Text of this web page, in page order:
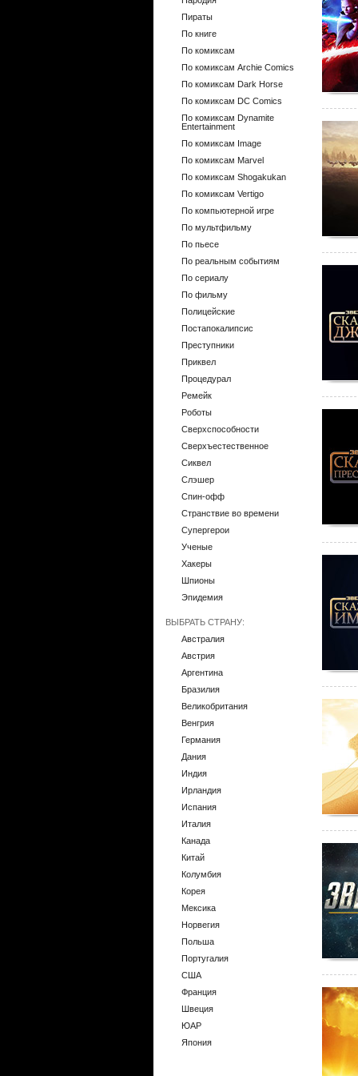
Пираты
По книге
По комиксам
По комиксам Archie Comics
По комиксам Dark Horse
По комиксам DC Comics
По комиксам Dynamite
Entertainment
По комиксам Image
По комиксам Marvel
По комиксам Shogakukan
По комиксам Vertigo
По компьютерной игре
По мультфильму
По пьесе
По реальным событиям
По сериалу
По фильму
Полицейские
Постапокалипсис
Преступники
Приквел
Процедурал
Ремейк
Роботы
Сверхспособности
Сверхъестественное
Сиквел
Слэшер
Спин-офф
Странствие во времени
Супергерои
Ученые
Хакеры
Шпионы
Эпидемия
ВЫБРАТЬ СТРАНУ:
Австралия
Австрия
Аргентина
Бразилия
Великобритания
Венгрия
Германия
Дания
Индия
Ирландия
Испания
Италия
Канада
Китай
Колумбия
Корея
Мексика
Норвегия
Польша
Португалия
США
Франция
Швеция
ЮАР
Япония